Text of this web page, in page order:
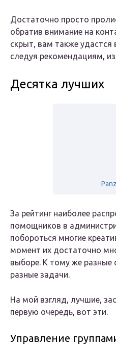
Достаточно просто
обратив внимание на
скрыт, вам также удастся
следуя рекомендациям,
Десятка лучших
За рейтинг наиболее
помощников в
побороться многие
момент их достаточно
выборе. К тому же
разные задачи.
На мой взгляд, лучшие,
первую очередь, вот эти.
Управление